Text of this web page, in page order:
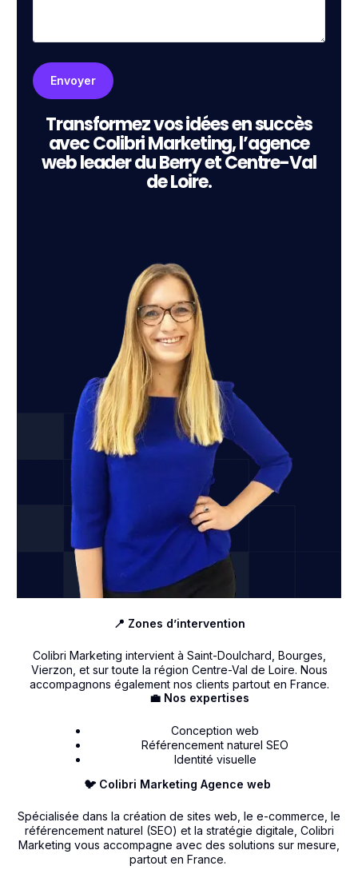
Transformez vos idées en succès
avec Colibri Marketing, l’agence
web leader du Berry et Centre-Val
de Loire.
🐦 Colibri Marketing Agence web
Spécialisée dans la création de sites web, le e-commerce, le
référencement naturel (SEO) et la stratégie digitale, Colibri
Marketing vous accompagne avec des solutions sur mesure,
partout en France.
💼 Nos expertises
Conception web
Référencement naturel SEO
Identité visuelle
📍 Zones d’intervention
Colibri Marketing intervient à Saint-Doulchard, Bourges,
Vierzon, et sur toute la région Centre-Val de Loire. Nous
accompagnons également nos clients partout en France.